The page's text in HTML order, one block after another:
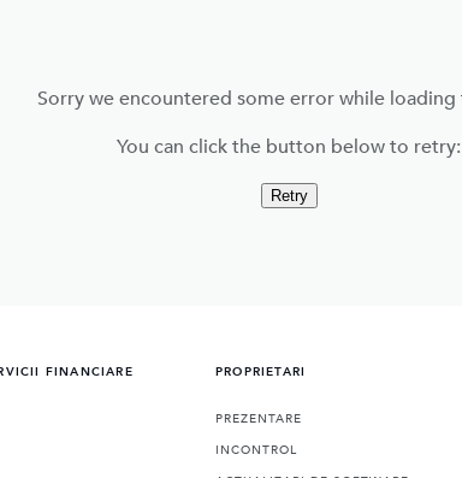
Sorry we encountered some error while loading
You can click the button below to retry:
Retry
FINANCIARE PROPRIETARI
PREZENTARE
INCONTROL